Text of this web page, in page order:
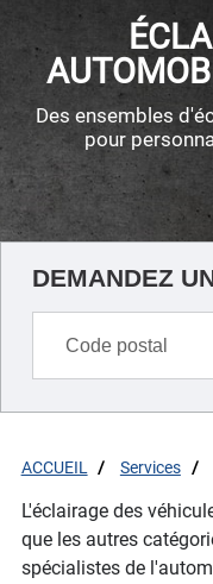
Des ensembles
pour
ACCUEIL Services
L'éclairage des
que les autres
spécialistes de
DEMANDEZ